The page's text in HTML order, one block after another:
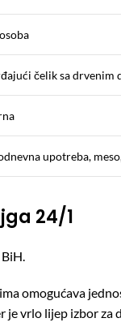
čelik sa drvenim
upotreba,
24/1
omogućava
vrlo lijep izbor za